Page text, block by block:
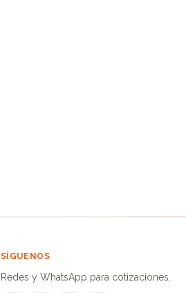
SÍGUENOS
Redes y WhatsApp para cotizaciones.